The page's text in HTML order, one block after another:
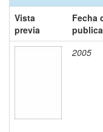
Vista
previa
Fecha
2005